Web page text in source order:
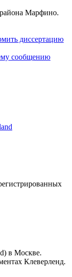
района Марфино.
диссертацию
сообщению
в Москве.
Клеверленд.